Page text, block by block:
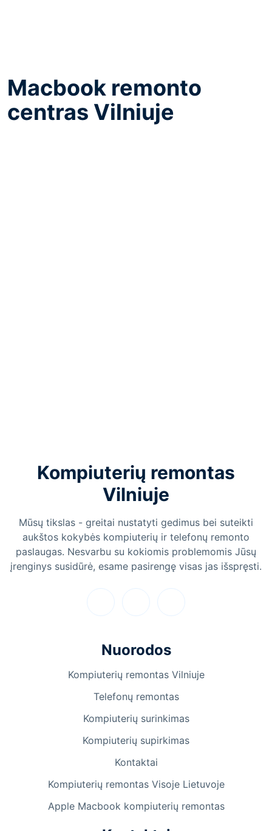
Macbook remonto
centras Vilniuje
Kompiuterių remontas
Vilniuje
Mūsų tikslas - greitai nustatyti gedimus bei suteikti
aukštos kokybės kompiuterių ir telefonų remonto
paslaugas. Nesvarbu su kokiomis problemomis Jūsų
įrenginys susidūrė, esame pasirengę visas jas išspręsti.
Nuorodos
Kompiuterių remontas Vilniuje
Telefonų remontas
Kompiuterių surinkimas
Kompiuterių supirkimas
Kontaktai
Kompiuterių remontas Visoje Lietuvoje
Apple Macbook kompiuterių remontas